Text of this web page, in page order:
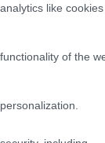
like cookies
of the
Ισπανίας
μοντέλο
Παρίσι 2024.
περισσότερο
έχει